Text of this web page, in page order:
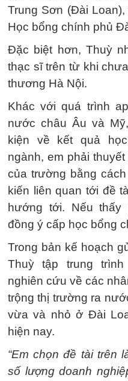
Trung Sơn (Đài
Học bổng chính phủ
Đặc biệt hơn, Thuỳ
thạc sĩ trên từ khi
thương Hà Nội.
Khác với quá trình
nước châu Âu và
kiện về kết quả
ngành, em phải
của trường bằng
kiến liên quan tới đề
hướng tới. Nếu
đồng ý cấp học bổng
Trong bản kế hoạch
Thuỳ tập trung
nghiên cứu về các
trộng thị trường ra
vừa và nhỏ ở Đài
hiện nay.
“Em chọn đề tài trên
số lượng doanh